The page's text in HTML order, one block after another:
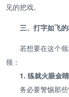
见的把戏。
三、打字如飞
若想要在这个
领：
1. 练就火眼金
务必要警惕那